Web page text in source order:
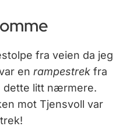
fra veien da jeg
enrampestrek fra
dette litt nærmere.
mot Tjensvoll var